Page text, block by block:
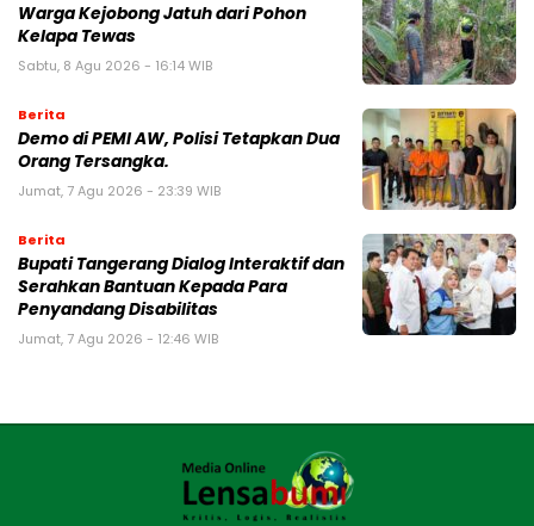
Warga Kejobong Jatuh dari Pohon
Kelapa Tewas
Sabtu, 8 Agu 2026 - 16:14 WIB
Berita
Demo di PEMI AW, Polisi Tetapkan Dua
Orang Tersangka.
Jumat, 7 Agu 2026 - 23:39 WIB
Berita
Bupati Tangerang Dialog Interaktif dan
Serahkan Bantuan Kepada Para
Penyandang Disabilitas
Jumat, 7 Agu 2026 - 12:46 WIB